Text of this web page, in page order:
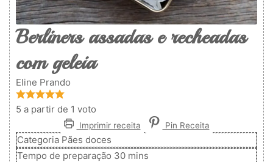
Berliners assadas e recheadas
com geleia
Eline Prando
5 a partir de 1 voto
Imprimir receita Pin Receita
Categoria Pães doces
Tempo de preparação 30minutos
mins